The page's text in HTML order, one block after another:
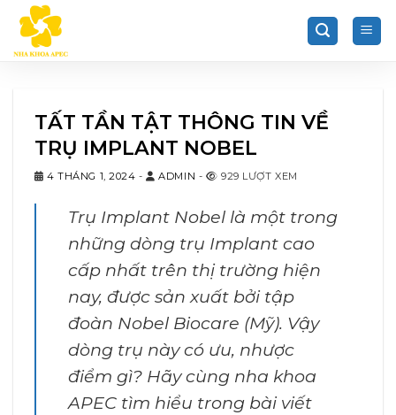
Chuyển
đến
nội
TẤT TẦN TẬT THÔNG TIN VỀ
TRỤ IMPLANT NOBEL
4 THÁNG 1, 2024 - ADMIN - 929 LƯỢT XEM
Trụ Implant Nobel là một trong
những dòng trụ Implant cao
cấp nhất trên thị trường hiện
nay, được sản xuất bởi tập
đoàn Nobel Biocare (Mỹ). Vậy
dòng trụ này có ưu, nhược
điểm gì? Hãy cùng nha khoa
APEC tìm hiểu trong bài viết